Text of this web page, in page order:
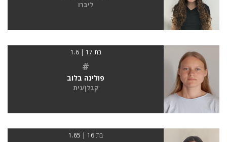
ליברו
בת 17 | 1.6
#
פולינה בלוב
קבלן/נית
בת 16 | 1.65